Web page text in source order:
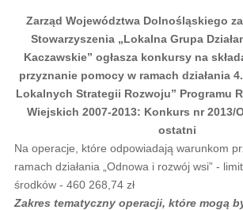
Zarząd Województwa Dolnośląskiego
Stowarzyszenia „Lokalna Grupa
Kaczawskie” ogłasza konkursy na
przyznanie pomocy w ramach działania
Lokalnych Strategii Rozwoju” Programu
Wiejskich 2007-2013: Konkurs nr 2013/
ostatni
Na operacje, które odpowiadają warunkom
ramach działania „Odnowa i rozwój wsi” -
środków - 460 268,74 zł
Zakres tematyczny operacji, które mogą